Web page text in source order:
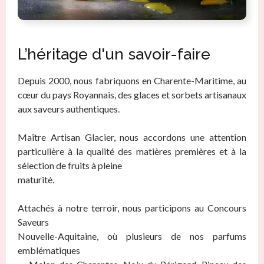
L’héritage d'un savoir-faire
Depuis 2000, nous fabriquons en Charente-Maritime, au
cœur du pays Royannais, des glaces et sorbets artisanaux
aux saveurs authentiques.
Maître Artisan Glacier, nous accordons une attention
particulière à la qualité des matières premières et à la
sélection de fruits à pleine
maturité.
Attachés à notre terroir, nous participons au Concours
Saveurs
Nouvelle-Aquitaine, où plusieurs de nos parfums
emblématiques